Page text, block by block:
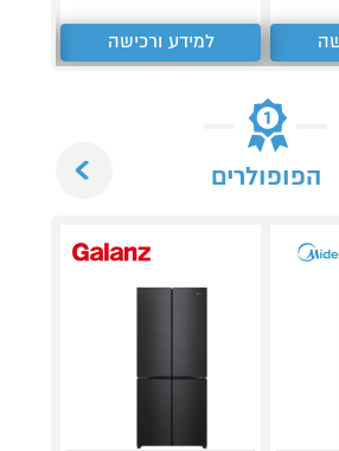
למידע ורכישה
הפופולרים